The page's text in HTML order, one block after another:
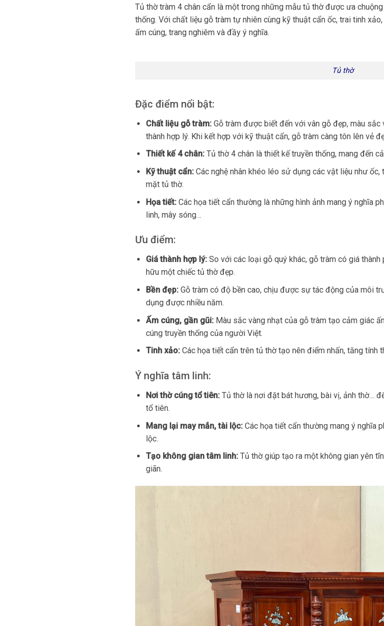
Tủ thờ tràm 4 chân cẩn là một trong những mẫu tủ thờ được ưa
thống. Với chất liệu gỗ tràm tự nhiên cùng kỹ thuật cẩn ốc, trai tinh
ấm cúng, trang nghiêm và đầy ý nghĩa.
Tủ thờ
Đặc điểm nổi bật:
Chất liệu gỗ tràm: Gỗ tràm được biết đến với vân gỗ đẹp, màu
thành hợp lý. Khi kết hợp với kỹ thuật cẩn, gỗ tràm càng tôn lên vẻ
Thiết kế 4 chân: Tủ thờ 4 chân là thiết kế truyền thống, mang đến
Kỹ thuật cẩn: Các nghệ nhân khéo léo sử dụng các vật liệu như
mặt tủ thờ.
Họa tiết: Các họa tiết cẩn thường là những hình ảnh mang ý nghĩa
linh, mây sóng…
Ưu điểm:
Giá thành hợp lý: So với các loại gỗ quý khác, gỗ tràm có giá
hữu một chiếc tủ thờ đẹp.
Bền đẹp: Gỗ tràm có độ bền cao, chịu được sự tác động của môi
dụng được nhiều năm.
Ấm cúng, gần gũi: Màu sắc vàng nhạt của gỗ tràm tạo cảm giác
cúng truyền thống của người Việt.
Tinh xảo:Các họa tiết cẩn trên tủ thờ tạo nên điểm nhấn, tăng tính
Ý nghĩa tâm linh:
Nơi thờ cúng tổ tiên:Tủ thờ là nơi đặt bát hương, bài vị, ảnh thờ…
tổ tiên.
Mang lại may mắn, tài lộc: Các họa tiết cẩn thường mang ý nghĩa
lộc.
Tạo không gian tâm linh:Tủ thờ giúp tạo ra một không gian yên
giãn.